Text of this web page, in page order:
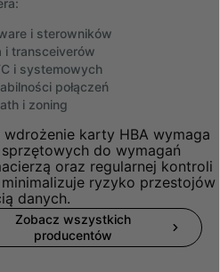
i sterowników
i transceiverów
i systemowych
połączeń
i zoning
karty HBA wymaga
do wymagań
oraz regularnej kontroli
ryzyko przestojów
danych.
Zobacz wszystkich
producentów